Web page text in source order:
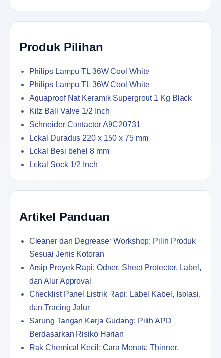
Produk Pilihan
Philips Lampu TL 36W Cool White
Philips Lampu TL 36W Cool White
Aquaproof Nat Keramik Supergrout 1 Kg Black
Kitz Ball Valve 1/2 Inch
Schneider Contactor A9C20731
Lokal Duradus 220 x 150 x 75 mm
Lokal Besi behel 8 mm
Lokal Sock 1/2 Inch
Artikel Panduan
Cleaner dan Degreaser Workshop: Pilih Produk
Sesuai Jenis Kotoran
Arsip Proyek Rapi: Odner, Sheet Protector, Label,
dan Alur Approval
Checklist Panel Listrik Rapi: Label Kabel, Isolasi,
dan Tracing Jalur
Sarung Tangan Kerja Gudang: Pilih APD
Berdasarkan Risiko Harian
Rak Chemical Kecil: Cara Menata Thinner,